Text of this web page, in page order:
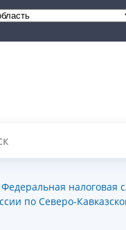
Федеральная налоговая
по Северо-